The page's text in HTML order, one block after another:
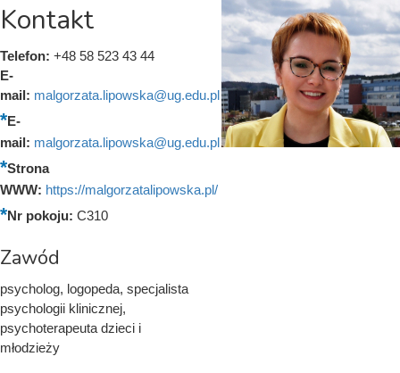
Kontakt
Telefon: +48 58 523 43 44
E-
mail: malgorzata.lipowska@ug.edu.pl
E-
mail: malgorzata.lipowska@ug.edu.pl
Strona
WWW: https://malgorzatalipowska.pl/
Nr pokoju: C310
Zawód
psycholog, logopeda, specjalista
psychologii klinicznej,
psychoterapeuta dzieci i
młodzieży